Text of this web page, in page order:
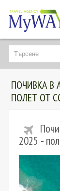
НАЙ-ТЪРСЕНИ
ДЕСТИНАЦИИ
ЕКЗОТИЧНИ
TAILOR MADE
НОВА ГОДИНА
ЛЮБОПИТНО
ЗА НАС
ПОЧИВКА В
ПОЛЕТ ОТ
2025 -